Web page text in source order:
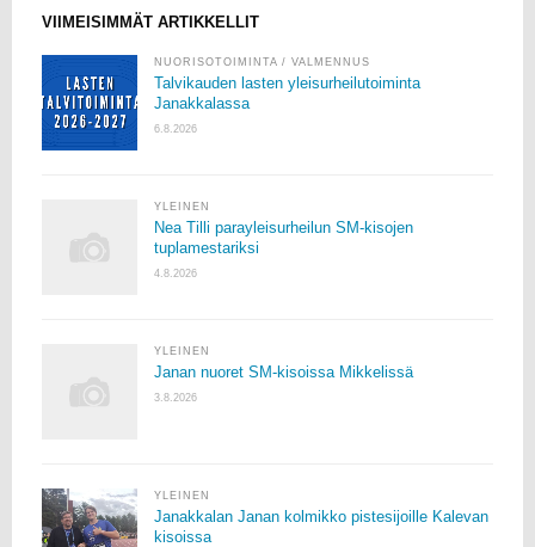
VIIMEISIMMÄT ARTIKKELLIT
NUORISOTOIMINTA /VALMENNUS
Talvikauden lasten yleisurheilutoiminta
Janakkalassa
6.8.2026
YLEINEN
Nea Tilli parayleisurheilun SM-kisojen
tuplamestariksi
4.8.2026
YLEINEN
Janan nuoret SM-kisoissa Mikkelissä
3.8.2026
YLEINEN
Janakkalan Janan kolmikko pistesijoille Kalevan
kisoissa